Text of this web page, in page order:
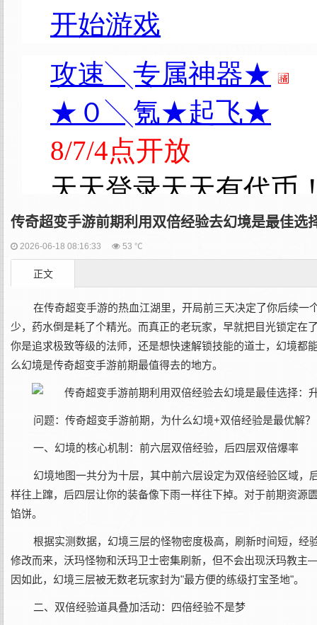
传奇超变手游前期利用双倍经验去幻境是最佳选
2026-06-18 08:16:33 53 ℃
正文
在传奇超变手游的热血江湖里，开局前三天决定了你后续
少，药水倒是耗了个精光。而真正的老玩家，早就把目光锁定
你是追求极致等级的法师，还是想快速解锁技能的道士，幻境都
么幻境是传奇超变手游前期最值得去的地方。
问题：传奇超变手游前期，为什么幻境+双倍经验是最优解？
一、幻境的核心机制：前六层双倍经验，后四层双倍爆率
幻境地图一共分为十层，其中前六层设定为双倍经验区域
样往上蹿，后四层让你的装备像下雨一样往下掉。对于前期资源
馅饼。
根据实测数据，幻境三层的怪物密度极高，刷新时间短，
修改而来，沃玛怪物和沃玛卫士密集刷新，但不会出现沃玛教
因如此，幻境三层被无数老玩家封为"最方便的练级打宝圣地"。
二、双倍经验道具叠加活动：四倍经验不是梦